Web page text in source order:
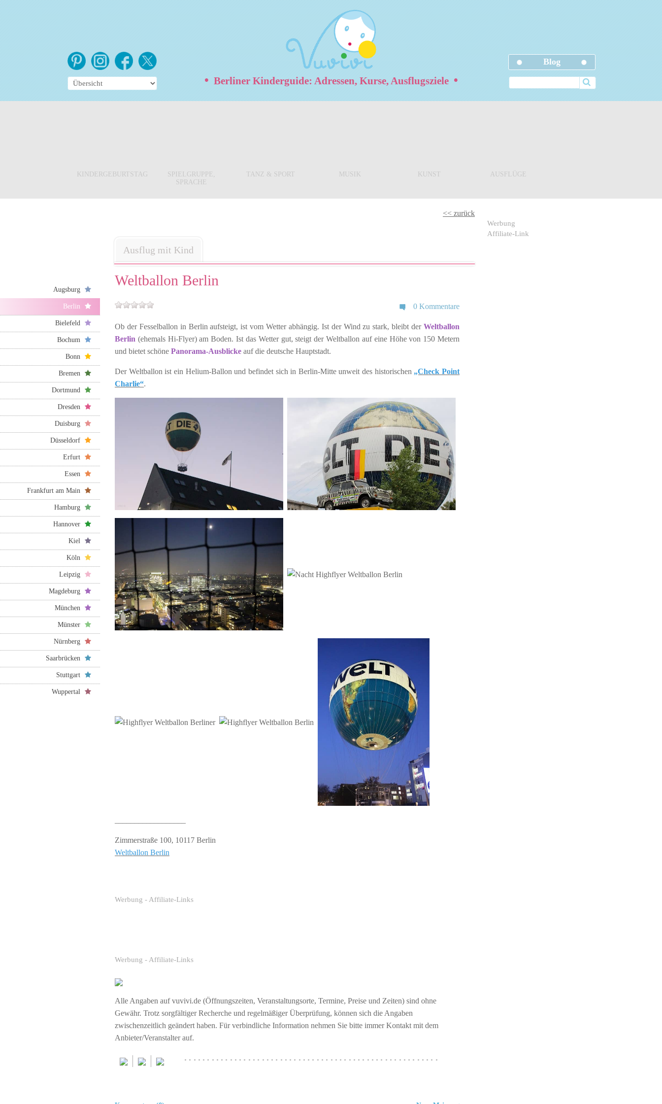
Blog
•Berliner Kinderguide: Adressen, Kurse, Ausflugsziele•
KINDERGEBURTSTAG
SPIELGRUPPE,
SPRACHE
TANZ & SPORT MUSIK KUNST AUSFLÜGE
Ausflug mit Kind
Augsburg
Berlin
Bielefeld
Bochum
Bonn
Bremen
Dortmund
Dresden
Duisburg
Düsseldorf
Erfurt
Essen
Frankfurt am Main
Hamburg
Hannover
Kiel
Köln
Leipzig
Magdeburg
München
Münster
Nürnberg
Saarbrücken
Stuttgart
Wuppertal
<< zurück
Weltballon Berlin
0 Kommentare
Ob der Fesselballon in Berlin aufsteigt, ist vom Wetter abhängig. Ist der Wind zu stark, bleibt der Weltballon
Berlin (ehemals Hi-Flyer) am Boden. Ist das Wetter gut, steigt der Weltballon auf eine Höhe von 150 Metern
und bietet schöne Panorama-Ausblicke auf die deutsche Hauptstadt.
Der Weltballon ist ein Helium-Ballon und befindet sich in Berlin-Mitte unweit des historischen „Check Point
Charlie“.
Zimmerstraße 100, 10117 Berlin
Weltballon Berlin
Werbung - Affiliate-Links
Werbung - Affiliate-Links
Alle Angaben auf vuvivi.de (Öffnungszeiten, Veranstaltungsorte, Termine, Preise und Zeiten) sind ohne
Gewähr. Trotz sorgfältiger Recherche und regelmäßiger Überprüfung, können sich die Angaben
zwischenzeitlich geändert haben. Für verbindliche Information nehmen Sie bitte immer Kontakt mit dem
Anbieter/Veranstalter auf.
························································
Werbung
Affiliate-Link